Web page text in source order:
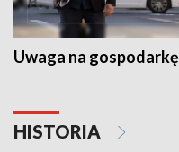
Uwaga na gospodarkę
HISTORIA